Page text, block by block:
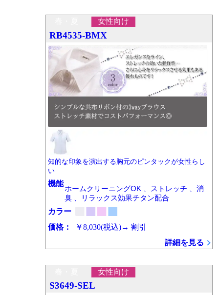
RB4535-BMX
女性向け
知的な印象を演出する胸元のピンタックが女性らし
い
機能
ホームクリーニングOK 、ストレッチ 、消
臭 、リラックス効果チタン配合
カラー
価格：
￥8,030(税込)→割引
詳細を見る
S3649-SEL
女性向け